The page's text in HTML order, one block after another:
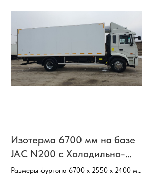
Изотерма 6700 мм на базе
JAC N200 с Холодильно-
Отопительной Установкой
Размеры фургона 6700 х 2550 х 2400 мм,